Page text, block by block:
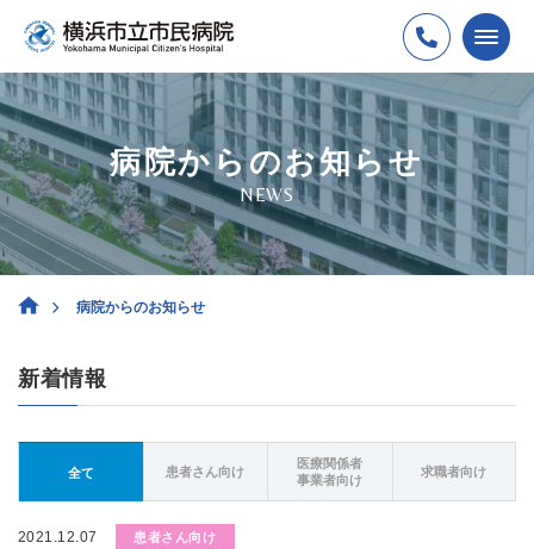
病院からのお知らせ
NEWS
病院からのお知らせ
新着情報
全て 患者さん向け
医療関係者
事業者向け
求職者向け
2021.12.07 患者さん向け